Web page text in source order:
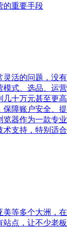
的重要手段
灵活的问题，没有
模式、选品、运营
几十万元甚至更高
保障账户安全、提
览器作为一款专业
术支持，特别适合
美等多个大洲，在
站点，让不少老板